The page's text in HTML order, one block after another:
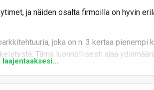
ja näiden osalta firmoilla on hyvin
joka on n. 3 kertaa pienempi
Tämä luonnollisesti ajaa
kuin "isonakin" ytimenä,
laajentaaksesi...